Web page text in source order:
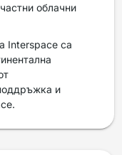
облачни
Interspace са
и